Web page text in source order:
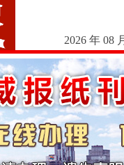
2026 年 08